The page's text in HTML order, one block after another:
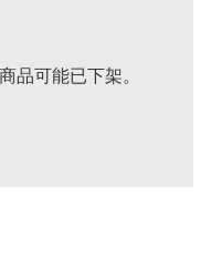
品可能已下架。